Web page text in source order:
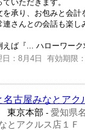
いただきます。
承り、お包みと会計
さんとの会話も楽し
ば『... ハローワー
日：8月4日 有効期限
名古屋みなとアク
東京本部 - 愛知県
とアクルス店１Ｆ